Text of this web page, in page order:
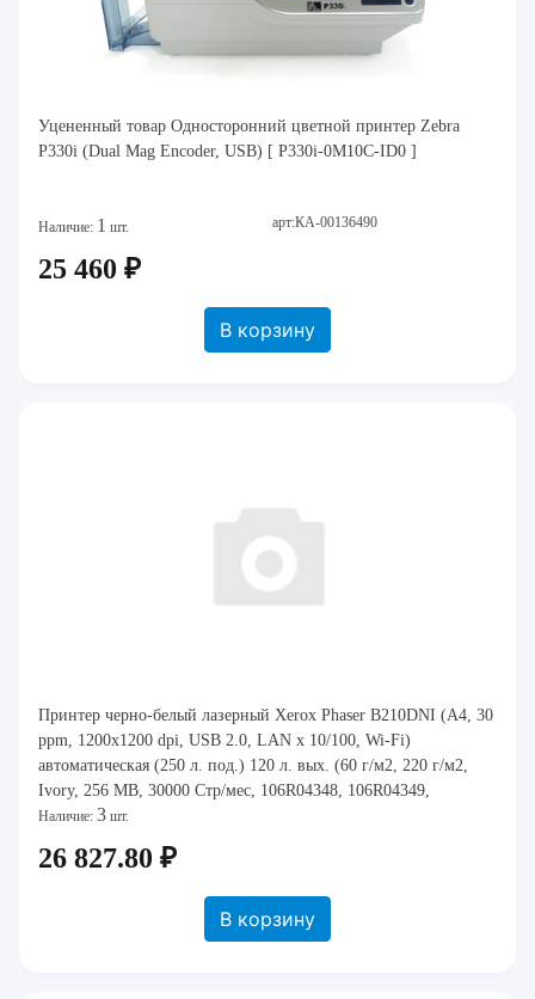
Уцененный товар Односторонний цветной принтер Zebra
P330i (Dual Mag Encoder, USB) [ P330i-0M10C-ID0 ]
Наличие: 1 шт. арт:КА-00136490
25 460 ₽
В корзину
Принтер черно-белый лазерный Xerox Phaser B210DNI (A4, 30
ppm, 1200x1200 dpi, USB 2.0, LAN x 10/100, Wi-Fi)
автоматическая (250 л. под.) 120 л. вых. (60 г/м2, 220 г/м2,
Ivory, 256 MB, 30000 Стр/мес, 106R04348, 106R04349,
101R00664) [ B210V_DNI ] (Ш: 368 м
Наличие: 3 шт.
26 827.80 ₽
В корзину